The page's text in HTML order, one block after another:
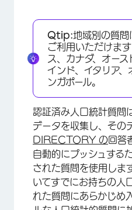
Qtip:地域別の質問
ご利用いただけま
ス、カナダ、オース
インド、イタリア
ンガポール。
認証済み人口統計質問
データを収集し、その
DIRECTORY の回答
自動的にプッシュする
された質問を使用しま
いてすでにお持ちの人
れた質問にあらかじめ